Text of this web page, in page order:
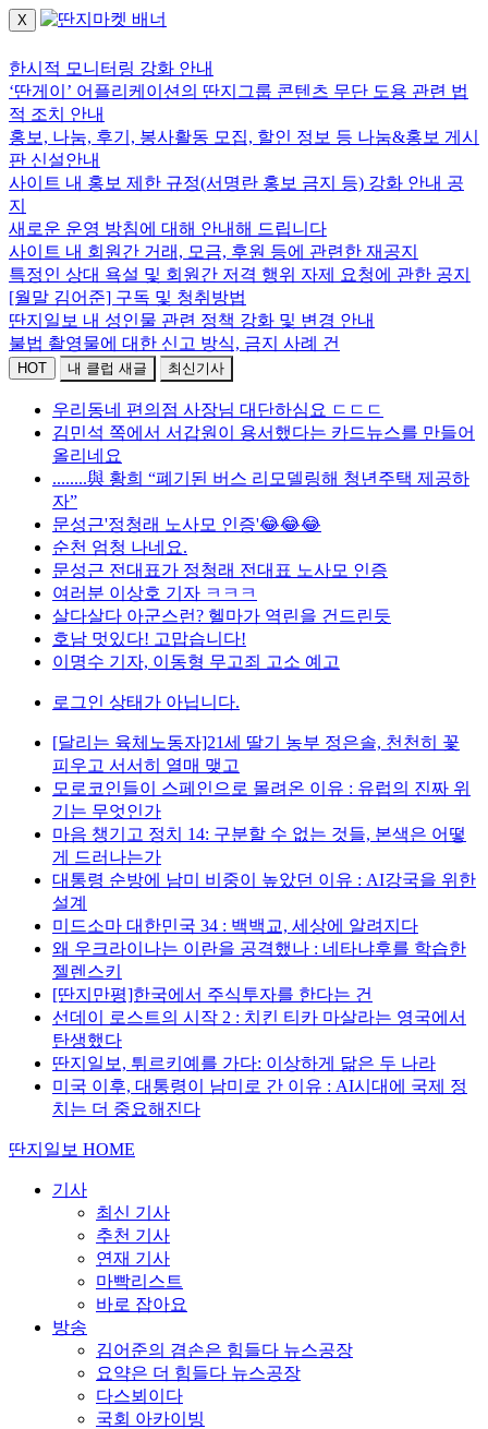
X
한시적 모니터링 강화 안내
‘딴게이’ 어플리케이션의 딴지그룹 콘텐츠 무단 도용 관련 법
적 조치 안내
홍보, 나눔, 후기, 봉사활동 모집, 할인 정보 등 나눔&홍보 게시
판 신설안내
사이트 내 홍보 제한 규정(서명란 홍보 금지 등) 강화 안내 공
지
새로운 운영 방침에 대해 안내해 드립니다
사이트 내 회원간 거래, 모금, 후원 등에 관련한 재공지
특정인 상대 욕설 및 회원간 저격 행위 자제 요청에 관한 공지
[월말 김어준] 구독 및 청취방법
딴지일보 내 성인물 관련 정책 강화 및 변경 안내
불법 촬영물에 대한 신고 방식, 금지 사례 건
HOT 내 클럽 새글 최신기사
우리동네 편의점 사장님 대단하심요 ㄷㄷㄷ
김민석 쪽에서 서갑원이 용서했다는 카드뉴스를 만들어
올리네요
........與 황희 “폐기된 버스 리모델링해 청년주택 제공하
자”
문성근'정청래 노사모 인증'😂😂😂
순천 엄청 나네요.
문성근 전대표가 정청래 전대표 노사모 인증
여러분 이상호 기자 ㅋㅋㅋ
살다살다 아군스런? 헬마가 역린을 건드린듯
호남 멋있다! 고맙습니다!
이명수 기자, 이동형 무고죄 고소 예고
로그인 상태가 아닙니다.
[달리는 육체노동자]21세 딸기 농부 정은솔, 천천히 꽃
피우고 서서히 열매 맺고
모로코인들이 스페인으로 몰려온 이유 : 유럽의 진짜 위
기는 무엇인가
마음 챙기고 정치 14: 구분할 수 없는 것들, 본색은 어떻
게 드러나는가
대통령 순방에 남미 비중이 높았던 이유 : AI강국을 위한
설계
미드소마 대한민국 34 : 백백교, 세상에 알려지다
왜 우크라이나는 이란을 공격했나 : 네타냐후를 학습한
젤렌스키
[딴지만평]한국에서 주식투자를 한다는 건
선데이 로스트의 시작 2 : 치킨 티카 마살라는 영국에서
탄생했다
딴지일보, 튀르키예를 가다: 이상하게 닮은 두 나라
미국 이후, 대통령이 남미로 간 이유 : AI시대에 국제 정
치는 더 중요해진다
딴지일보 HOME
기사
최신 기사
추천 기사
연재 기사
마빡리스트
바로 잡아요
방송
김어준의 겸손은 힘들다 뉴스공장
요약은 더 힘들다 뉴스공장
다스뵈이다
국회 아카이빙